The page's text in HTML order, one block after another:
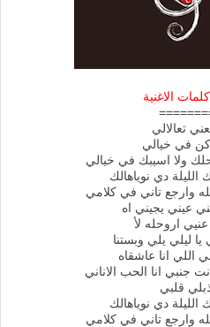
الاغنية
تعالالي
في خيالي
ولا اسيبك في خيالي
الليلة دي نوياهالك
وارجع تاني في كلامي
عيني يجيني اه
اروحله لأ
يا ليلي يلي وبستنا
اللي انا عاشقاه
جنبي انا الحب الاناني
قلبي
الليلة دي نوياهالك
وارجع تاني في كلامي